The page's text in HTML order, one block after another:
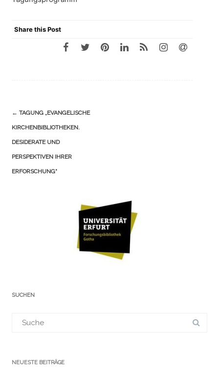
Share this Post
Navigation
(Beiträge)
← TAGUNG „EVANGELISCHE
KIRCHENBIBLIOTHEKEN.
DESIDERATE UND
PERSPEKTIVEN IHRER
ERFORSCHUNG“
SUCHEN
für:
NEUESTE BEITRÄGE